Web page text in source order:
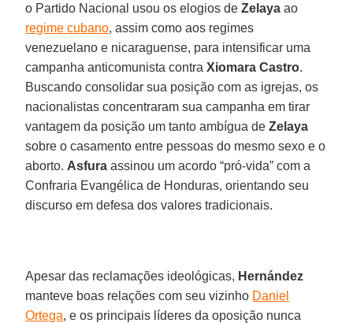
o Partido Nacional usou os elogios deZelaya ao
regime cubano, assim como aos regimes
venezuelano e nicaraguense, para intensificar uma
campanha anticomunista contraXiomara Castro.
Buscando consolidar sua posição com as igrejas, os
nacionalistas concentraram sua campanha em tirar
vantagem da posição um tanto ambígua deZelaya
sobre o casamento entre pessoas do mesmo sexo e o
aborto. Asfura assinou um acordo “pró-vida” com a
Confraria Evangélica de Honduras, orientando seu
discurso em defesa dos valores tradicionais.
Apesar das reclamações ideológicas, Hernández
manteve boas relações com seu vizinho Daniel
Ortega, e os principais líderes da oposição nunca